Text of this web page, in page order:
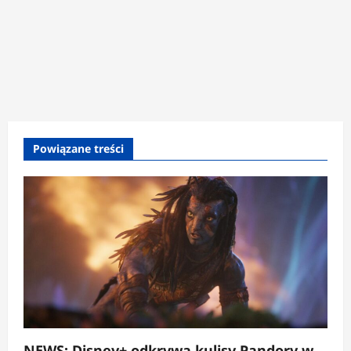
Powiązane treści